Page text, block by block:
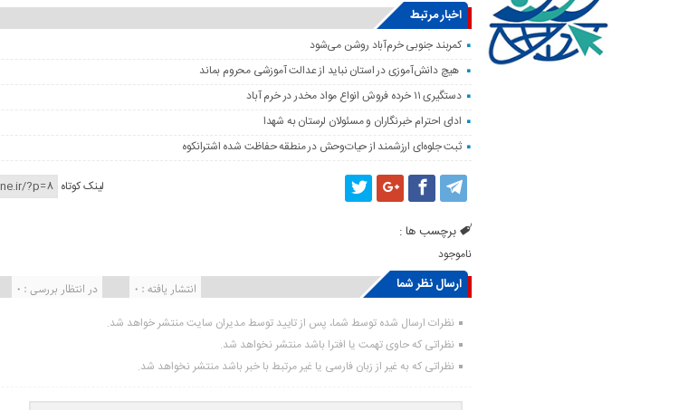
اخبار مرتبط
کمربند جنوبی خرم‌‌آباد روشن می‌شود
هیچ دانش‌آموزی در استان نباید از عدالت آموزشی محروم بماند
دستگیری ۱۱ خرده فروش انواع مواد مخدر در خرم آباد
ادای احترام خبرنگاران و مسئولان لرستان به شهدا
ثبت جلوه‌ای ارزشمند از حیات‌وحش در منطقه حفاظت شده اشترانکوه
لینک کوتاه
برچسب ها :
ناموجود
ارسال نظر شما در انتظار بررسی : 0 انتشار یافته : ۰
نظرات ارسال شده توسط شما، پس از تایید توسط مدیران سایت منتشر خواهد شد.
نظراتی که حاوی تهمت یا افترا باشد منتشر نخواهد شد.
نظراتی که به غیر از زبان فارسی یا غیر مرتبط با خبر باشد منتشر نخواهد شد.